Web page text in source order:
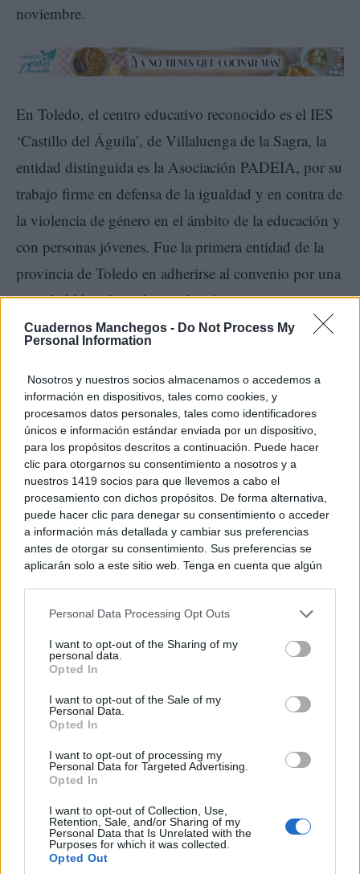
Cuadernos Manchegos - Do Not Process My
Personal Information
Nosotros y nuestros socios almacenamos o accedemos a
información en dispositivos, tales como cookies, y
procesamos datos personales, tales como identificadores
únicos e información estándar enviada por un dispositivo,
para los propósitos descritos a continuación. Puede hacer
clic para otorgarnos su consentimiento a nosotros y a
nuestros 1419 socios para que llevemos a cabo el
procesamiento con dichos propósitos. De forma alternativa,
puede hacer clic para denegar su consentimiento o acceder
a información más detallada y cambiar sus preferencias
antes de otorgar su consentimiento. Sus preferencias se
aplicarán solo a este sitio web. Tenga en cuenta que algún
rechazar tal procesamiento. Puede cambiar sus preferencias
a este sitio y haciendo clic en el botón "Privacidad" en la
parte inferior de la página web.
Please note that this website/app uses one or more Google
services and may gather and store information including but
not limited to your visit or usage behaviour. You may click to
use your data for below specified purposes in below Google
consent section.
Personal Data Processing Opt Outs
I want to opt-out of the Sharing of my
personal data.
Opted In
I want to opt-out of the Sale of my
Personal Data.
Opted In
I want to opt-out of processing my
Personal Data for Targeted Advertising.
Opted In
I want to opt-out of Collection, Use,
Retention, Sale, and/or Sharing of my
Personal Data that Is Unrelated with the
Purposes for which it was collected.
Opted Out
noviembre.
En Toledo, el centro educativo reconocido es el IES
‘Castillo del Águila’, de Villaluenga de la Sagra, la
entidad distinguida es la Asociación PADEIA, por su
trabajo firme en defensa de la igualdad y en contra de
la violencia de género en el ámbito de la educación y
con personas jóvenes. Fue la primera entidad de la
provincia de Toledo en adherirse al convenio por una
sociedad libre de violencia de género.
El IES ‘Santiago Grisolia’ es el centro educativo
premiado en la localidad de Cuenca, que utiliza el
teatro musical como una herramienta dirigida a
fomentar la igualdad y una sociedad libre de
violencia. Se reconoce, su vez, a la Asociación de
Mujeres Empresarias y Profesionales de Cuenca por
su trabajo incansable en la promoción de la igualdad
en el ámbito laboral y la inserción laboral de mujeres
víctimas de la violencia machista.
En Albacete, el centro educativo premiado es el IES
‘Tomás Navarro Tomás’ de la capital y la entidad de
economía social reconocida será AMIAB, cuya
función está orientada a generar oportunidades
laborales y elaborar itinerarios de integración
sociolaboral, siempre con perspectiva de género. Es